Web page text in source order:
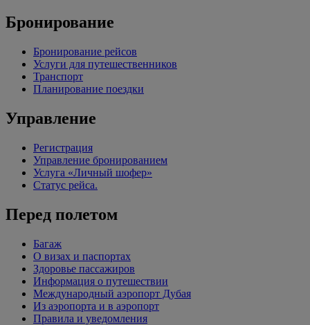
Бронирование
Бронирование рейсов
Услуги для путешественников
Транспорт
Планирование поездки
Управление
Регистрация
Управление бронированием
Услуга «Личный шофер»
Статус рейса.
Перед полетом
Багаж
О визах и паспортах
Здоровье пассажиров
Информация о путешествии
Международный аэропорт Дубая
Из аэропорта и в аэропорт
Правила и уведомления